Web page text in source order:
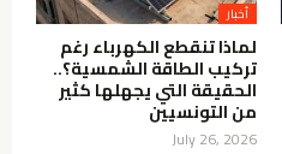
أخبار
لماذا تنقطع الكهرباء رغم
تركيب الطاقة الشمسية؟..
الحقيقة التي يجهلها كثير
من التونسيين
July 26, 2026